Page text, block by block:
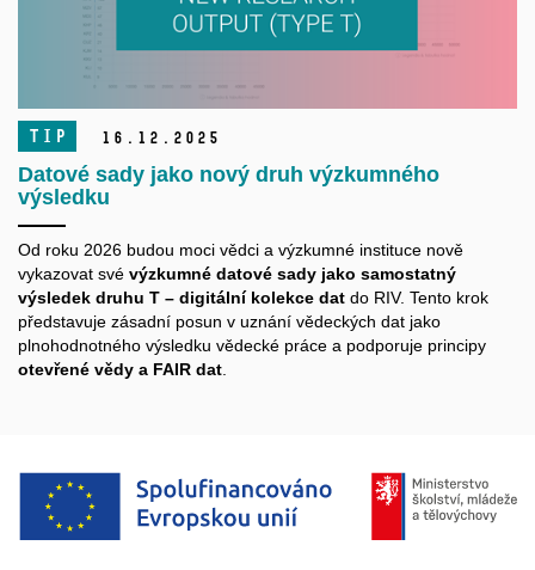
TIP 16. 12. 2025
Datové sady jako nový druh výzkumného
výsledku
Od roku 2026 budou moci vědci a výzkumné instituce nově
vykazovat své výzkumné datové sady jako samostatný
výsledek druhu T – digitální kolekce dat do RIV. Tento krok
představuje zásadní posun v uznání vědeckých dat jako
plnohodnotného výsledku vědecké práce a podporuje principy
otevřené vědy a FAIR dat.